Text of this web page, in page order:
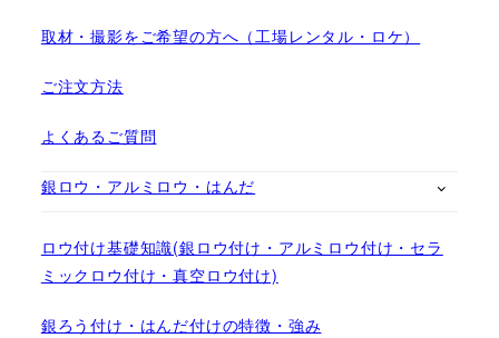
取材・撮影をご希望の方へ（工場レンタル・ロケ）
ご注文方法
よくあるご質問
銀ロウ・アルミロウ・はんだ
ロウ付け基礎知識(銀ロウ付け・アルミロウ付け・セラ
ミックロウ付け・真空ロウ付け)
銀ろう付け・はんだ付けの特徴・強み